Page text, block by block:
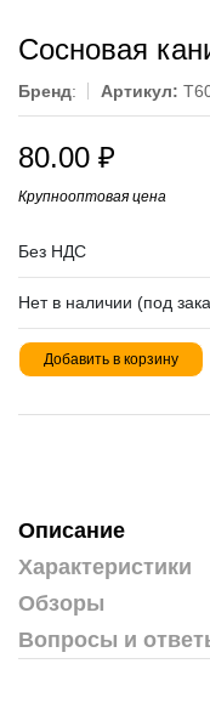
Сосновая
Бренд: Артикул:
80.00 ₽
Крупнооптовая цена
Без НДС
Нет в наличии (под
Добавить в корзину
Описание
Характеристики
Обзоры
Вопросы и